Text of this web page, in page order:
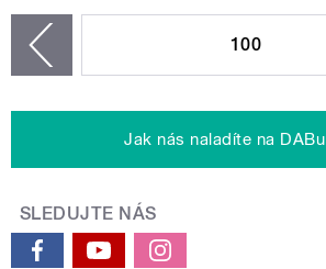
100
Jak nás naladíte na DABu
SLEDUJTE NÁS